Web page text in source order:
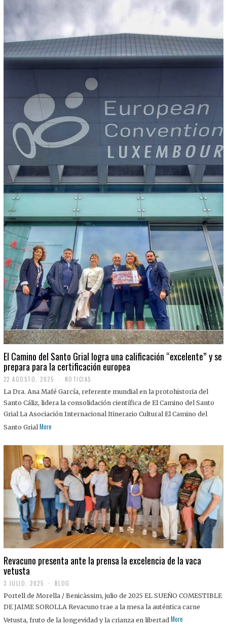
El Camino del Santo Grial logra una calificación “excelente” y se
prepara para la certificación europea
22 AGOSTO, 2025
2
A
G
O
S
2
5
NOTICIAS
La Dra. Ana Mafé García, referente mundial en la protohistoria del
Santo Cáliz, lidera la consolidación científica de El Camino del Santo
Grial La Asociación Internacional Itinerario Cultural El Camino del
Santo Grial More
Revacuno presenta ante la prensa la excelencia de la vaca
vetusta
3 JULIO, 2025
J
U
I
BLOG
Portell de Morella / Benicàssim, julio de 2025 EL SUEÑO COMESTIBLE
DE JAIME SOROLLA Revacuno trae a la mesa la auténtica carne
Vetusta, fruto de la longevidad y la crianza en libertad More